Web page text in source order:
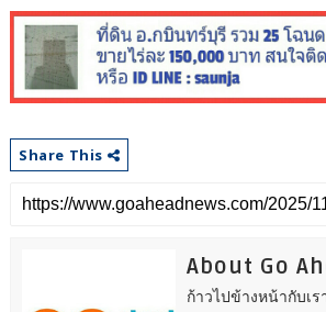
Share This
About Go
ก้าวไปข้างหน้ากับเร